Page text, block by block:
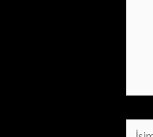
İsim*